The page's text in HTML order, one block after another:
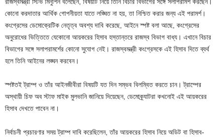
কোনো করদাতার আর্থিক গোপনীয়তা যাতে লঙ্ঘিত না হয়, তা নিশ্চিত করার জন্য এই পরামর্শ।
কংগ্রেসের ডেমোক্রেটিক নেতৃত্ব অবশ্য দাবি করেছে, আইনে স্পষ্ট বলা আছে, কংগ্রেসের
অনুরোধের ভিত্তিতে যেকোনো আয়করের হিসাব হস্তান্তরে রাজস্ব বিভাগ বাধ্য। এখানে বিচার
বিভাগের সঙ্গে সলাপরামর্শের কোনো সুযোগ নেই। রাজস্বমন্ত্রী কংগ্রেসকে এই হিসাব দিতে ব্যর্থ
হলে তিনি আইনের লঙ্ঘন করবেন।
স্পষ্টতই ট্রাম্প ও তাঁর আইনজীবীরা বিষয়টি যত দিন সম্ভব বিলম্বিত করতে চান। ট্রাম্পের
অস্থায়ী চিফ অব স্টাফ মাইক মুলভানি জানিয়ে দিয়েছেন, ডেমোক্র্যাটরা কখনোই এই আয়করের
হিসাব দেখতে পাবেন না।
নির্বাচনী প্রচারণার সময় ট্রাম্প দাবি করেছিলেন, তাঁর আয়করের হিসাব নিয়ে অডিট বা হিসাব-